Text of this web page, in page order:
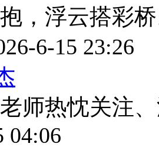
，浮云搭彩
6-15 23:26
师热忱关注
04:06